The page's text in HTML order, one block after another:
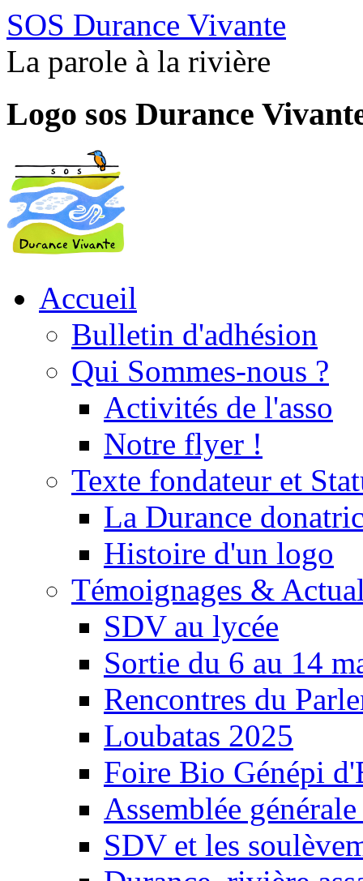
SOS Durance Vivante
La parole à la rivière
Logo sos Durance
Accueil
Bulletin d'adhésion
Qui Sommes-nous ?
Activités de l'asso
Notre flyer !
Texte fondateur et
La Durance
Histoire d'un logo
Témoignages &
SDV au lycée
Sortie du 6 au 14
Rencontres du
Loubatas 2025
Foire Bio Génépi
Assemblée
SDV et les